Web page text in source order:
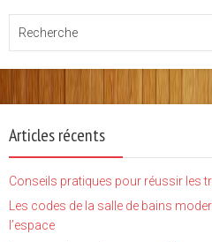
Articles récents
Conseils pratiques pour réussir les
Les codes de la salle de bains
l’espace